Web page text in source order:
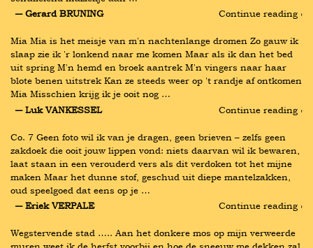
― Gerard BRUNING
Continue reading ›
Mia Mia is het meisje van m'n nachtenlange dromen Zo gauw ik
slaap zie ik 'r lonkend naar me komen Maar als ik dan het bed
uit spring M'n hemd en broek aantrek M'n vingers naar haar
blote benen uitstrek Kan ze steeds weer op 't randje af ontkomen
Mia Misschien krijg ik je ooit nog …
― Luk VANKESSEL
Continue reading ›
Co. 7 Geen foto wil ik van je dragen, geen brieven – zelfs geen
zakdoek die ooit jouw lippen vond: niets daarvan wil ik bewaren,
laat staan in een verouderd vers als dit verdoken tot het mijne
maken Maar het dunne stof, geschud uit diepe mantelzakken,
oud speelgoed dat eens op je …
― Eriek VERPALE
Continue reading ›
Wegstervende stad ….. Aan het donkere mos op mijn verweerde